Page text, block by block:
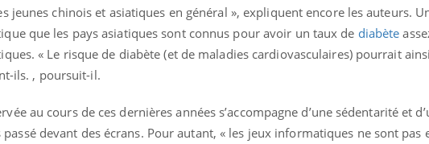
jeunes chinois et asiatiques en général », expliquent encore les auteurs.
que les pays asiatiques sont connus pour avoir un taux de diabète
« Le risque de diabète (et de maladies cardiovasculaires) pourrait
ils. , poursuit-il.
au cours de ces dernières années s’accompagne d’une sédentarité et
devant des écrans. Pour autant, « les jeux informatiques ne sont pas